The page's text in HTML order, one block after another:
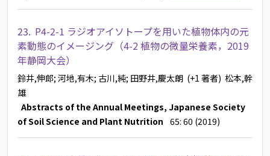
23. P4-2-1 ラジオアイソトープを用いた植物体内の元
素動態のイメージング（4-2 植物の微量栄養素，2019
年静岡大会）
鈴井,伸郎; 河地,有木; 古川,純; 田野井,慶太朗 (+1 著者) 松本,幹
雄
Abstracts of the Annual Meetings, Japanese Society
of Soil Science and Plant Nutrition 65: 60 (2019)